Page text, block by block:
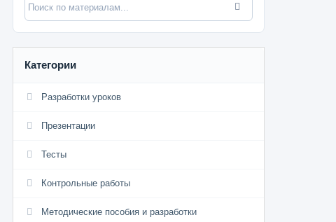
Категории
Разработки уроков
Презентации
Тесты
Контрольные работы
Методические пособия и разработки